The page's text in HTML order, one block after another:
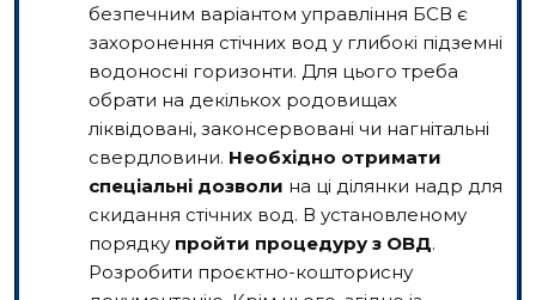
безпечним варіантом управління БСВ є
захоронення стічних вод у глибокі підземні
водоносні горизонти. Для цього треба
обрати на декількох родовищах
ліквідовані, законсервовані чи нагнітальні
свердловини. Необхідно отримати
спеціальні дозволи на ці ділянки надр для
скидання стічних вод. В установленому
порядку пройти процедуру з ОВД.
Розробити проєктно-кошторисну